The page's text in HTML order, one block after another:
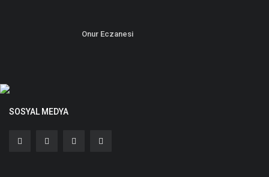
Onur Eczanesi
SOSYAL MEDYA